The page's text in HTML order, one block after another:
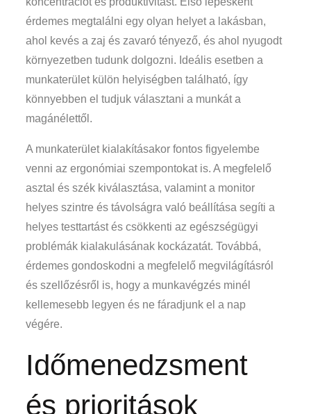
érdemes megtalálni egy olyan helyet a lakásban,
ahol kevés a zaj és zavaró tényező, és ahol nyugodt
környezetben tudunk dolgozni. Ideális esetben a
munkaterület külön helyiségben található, így
könnyebben el tudjuk választani a munkát a
magánélettől.
A munkaterület kialakításakor fontos figyelembe
venni az ergonómiai szempontokat is. A megfelelő
asztal és szék kiválasztása, valamint a monitor
helyes szintre és távolságra való beállítása segíti a
helyes testtartást és csökkenti az egészségügyi
problémák kialakulásának kockázatát. Továbbá,
érdemes gondoskodni a megfelelő megvilágításról
és szellőzésről is, hogy a munkavégzés minél
kellemesebb legyen és ne fáradjunk el a nap
végére.
Időmenedzsment
és prioritások